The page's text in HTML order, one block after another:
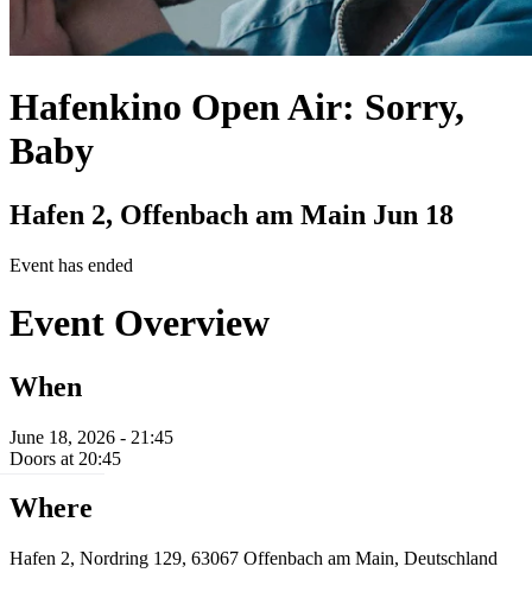
Hafenkino Open Air: Sorry,
Baby
Hafen 2, Offenbach am Main Jun 18
Event has ended
Event Overview
When
June 18, 2026 - 21:45
Doors at 20:45
Where
Hafen 2, Nordring 129, 63067 Offenbach am Main, Deutschland